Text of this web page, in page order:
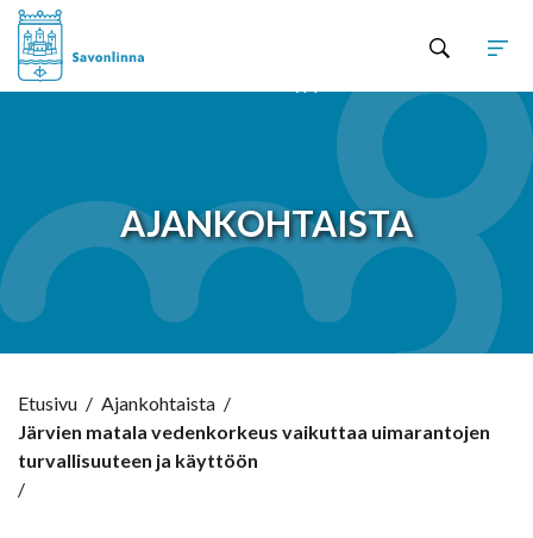
AJANKOHTAISTA
Etusivu / Ajankohtaista /
Järvien matala vedenkorkeus vaikuttaa uimarantojen
turvallisuuteen ja käyttöön
/